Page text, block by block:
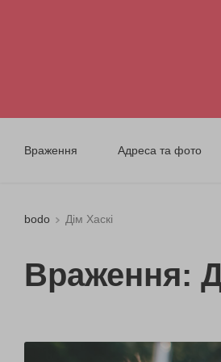
Враження Адреса та фото
bodo Дім Хаскі
Враження: